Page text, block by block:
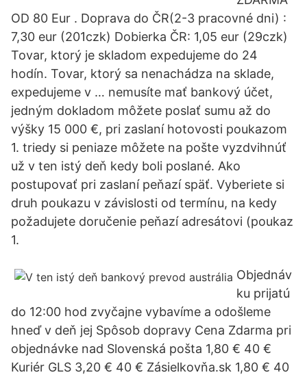
OD 80 Eur . Doprava do ČR(2-3 pracovné dni) :
7,30 eur (201czk) Dobierka ČR: 1,05 eur (29czk)
Tovar, ktorý je skladom expedujeme do 24
hodín. Tovar, ktorý sa nenachádza na sklade,
expedujeme v … nemusíte mať bankový účet,
jedným dokladom môžete poslať sumu až do
výšky 15 000 €, pri zaslaní hotovosti poukazom
1. triedy si peniaze môžete na pošte vyzdvihnúť
už v ten istý deň kedy boli poslané. Ako
postupovať pri zaslaní peňazí späť. Vyberiete si
druh poukazu v závislosti od termínu, na kedy
požadujete doručenie peňazí adresátovi (poukaz
1.
Objednáv
ku prijatú
do 12:00 hod zvyčajne vybavíme a odošleme
hneď v deň jej Spôsob dopravy Cena Zdarma pri
objednávke nad Slovenská pošta 1,80 € 40 €
Kuriér GLS 3,20 € 40 € Zásielkovňa.sk 1,80 € 40